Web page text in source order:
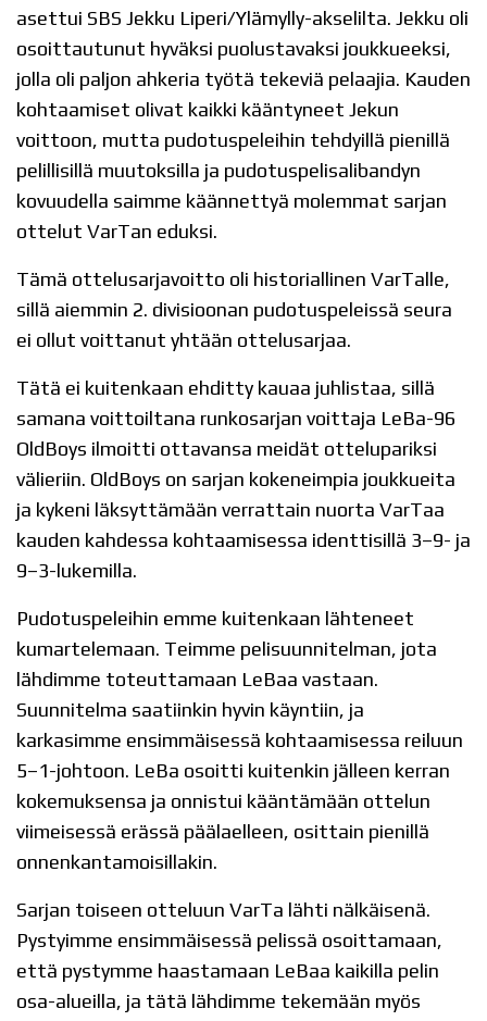
asettui SBS Jekku Liperi/Ylämylly-akselilta. Jekku oli
osoittautunut hyväksi puolustavaksi joukkueeksi,
jolla oli paljon ahkeria työtä tekeviä pelaajia. Kauden
kohtaamiset olivat kaikki kääntyneet Jekun
voittoon, mutta pudotuspeleihin tehdyillä pienillä
pelillisillä muutoksilla ja pudotuspelisalibandyn
kovuudella saimme käännettyä molemmat sarjan
ottelut VarTan eduksi.
Tämä ottelusarjavoitto oli historiallinen VarTalle,
sillä aiemmin 2. divisioonan pudotuspeleissä seura
ei ollut voittanut yhtään ottelusarjaa.
Tätä ei kuitenkaan ehditty kauaa juhlistaa, sillä
samana voittoiltana runkosarjan voittaja LeBa-96
OldBoys ilmoitti ottavansa meidät ottelupariksi
välieriin. OldBoys on sarjan kokeneimpia joukkueita
ja kykeni läksyttämään verrattain nuorta VarTaa
kauden kahdessa kohtaamisessa identtisillä 3–9- ja
9–3-lukemilla.
Pudotuspeleihin emme kuitenkaan lähteneet
kumartelemaan. Teimme pelisuunnitelman, jota
lähdimme toteuttamaan LeBaa vastaan.
Suunnitelma saatiinkin hyvin käyntiin, ja
karkasimme ensimmäisessä kohtaamisessa reiluun
5–1-johtoon. LeBa osoitti kuitenkin jälleen kerran
kokemuksensa ja onnistui kääntämään ottelun
viimeisessä erässä päälaelleen, osittain pienillä
onnenkantamoisillakin.
Sarjan toiseen otteluun VarTa lähti nälkäisenä.
Pystyimme ensimmäisessä pelissä osoittamaan,
että pystymme haastamaan LeBaa kaikilla pelin
osa-alueilla, ja tätä lähdimme tekemään myös